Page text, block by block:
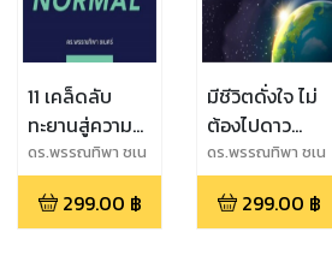
11 เคล็ดลับ
ทะยานสู่ความ
มั่งคั่ง ในยุค
NEXT
NORMAL
ดร.พรรณทิพา ชเน
ศร์
299.00 ฿
มีชีวิตดั่งใจ ไม่
ต้องไปดาว
อังคาร
ดร.พรรณทิพา ชเน
ศร์
299.00 ฿